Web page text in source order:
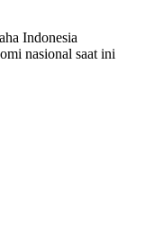
Indonesia
nasional saat ini